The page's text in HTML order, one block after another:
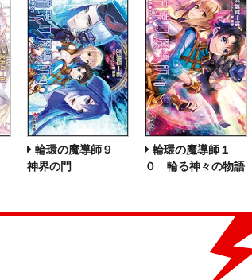
輪環の魔導師９
神界の門
輪環の魔導師１
０ 輪る神々の物語